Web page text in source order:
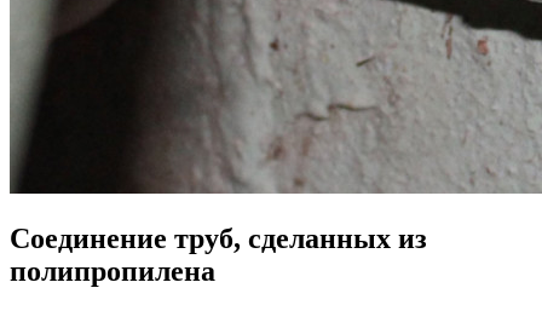
Соединение труб, сделанных из
полипропилена